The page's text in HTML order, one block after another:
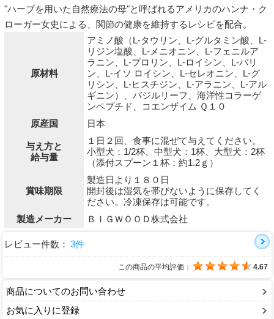
"ハーブを用いた自然療法の母"と呼ばれるアメリカのハンナ・ク
ローガー女史による、関節の健康を維持するレシピを配合。
原材料
アミノ酸（L-タウリン、L-グルタミン酸、L-
リジン塩酸、L-メニオニン、L-フェニルア
ラニン、L-プロリン、L-ロイシン、L-バリ
ン、L-イソ ロイシン、L-セレオニン、L-グ
リシン、L-ヒスチジン、L-アラニン、L-アル
ギニン）、バジルリーフ、海洋性コラーゲ
ンペプチド、コエンザイム Ｑ１０
原産国
日本
与え方と
給与量
１日２回、食事に混ぜて与えてください。
小型犬：1/2杯、中型犬：1杯、大型犬：2杯
（添付スプーン１杯：約1.2ｇ）
賞味期限
製造日より１８０日
開封後は湿気を帯びないように保存してく
ださい。冷凍保存は可能です。
製造メーカー
ＢＩＧＷＯＯＤ株式会社
レビュー件数： 3件
この商品の平均評価： 4.67
商品についてのお問い合わせ
お気に入りに登録